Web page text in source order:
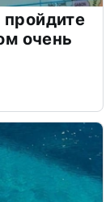
очень